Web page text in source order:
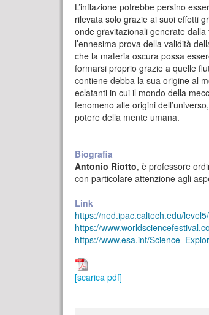
L’inflazione potrebbe persino
rilevata solo grazie ai suoi effetti
onde gravitazionali generate
l’ennesima prova della validità
che la materia oscura possa
formarsi proprio grazie a quelle
contiene debba la sua origine al
eclatanti in cui il mondo della
fenomeno alle origini
potere della mente umana.
Biografia
Antonio Riotto, è professore
con particolare attenzione agli
Link
https://ned.ipac.caltech.edu/
https://
https://www.esa.int/
[scarica pdf]